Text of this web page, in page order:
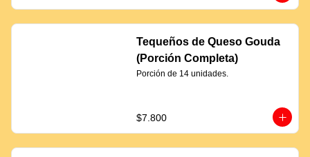
Tequeños de Queso Gouda
(Porción Completa)
Porción de 14 unidades.
$7.800